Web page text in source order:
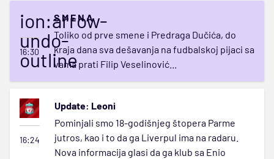
ion:arrow-
undo-
outline
16:30
S M E N A
Toliko od prve smene i Predraga Dučića, do
kraja dana sva dešavanja na fudbalskoj pijaci sa
vama prati Filip Veselinović...
16:24
Update: Leoni
Pominjali smo 18-godišnjeg štopera Parme
jutros, kao i to da ga Liverpul ima na radaru.
Nova informacija glasi da ga klub sa Enio